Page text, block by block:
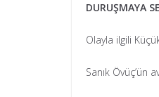
DURUŞMAYA
Olayla ilgili
Sanık Övüç’ün